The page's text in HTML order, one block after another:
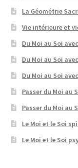
La Géométrie
Vie intérieure et
Du Moi au Soi
Du Moi au Soi
Du Moi au Soi
Passer du Moi au
Passer du Moi au
Le Moi et le Soi
Le Moi et le Soi